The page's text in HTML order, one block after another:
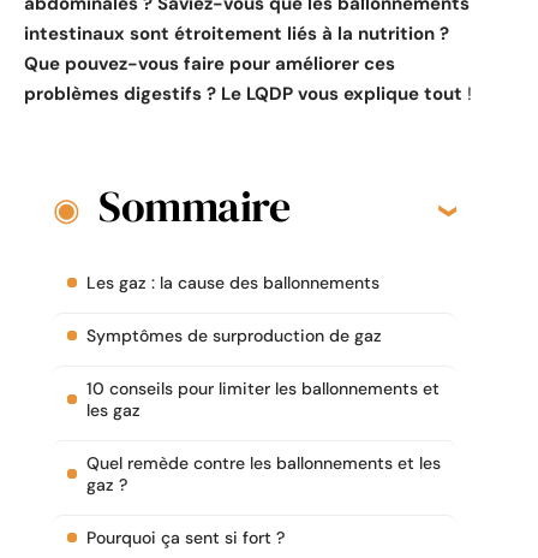
intestinaux sont étroitement liés à la nutrition ?
Que pouvez-vous faire pour améliorer ces
problèmes digestifs ? Le LQDP vous explique tout !
Sommaire
Les gaz : la cause des ballonnements
Symptômes de surproduction de gaz
10 conseils pour limiter les ballonnements et
les gaz
Quel remède contre les ballonnements et les
gaz ?
Pourquoi ça sent si fort ?